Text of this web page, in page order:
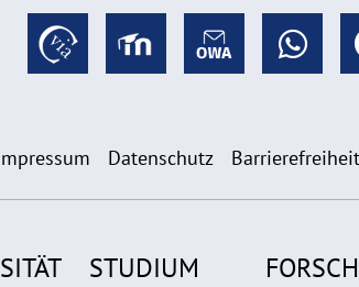
Datenschutz Barrierefreiheit
STUDIUM